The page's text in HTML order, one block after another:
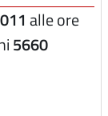
alle ore
5660